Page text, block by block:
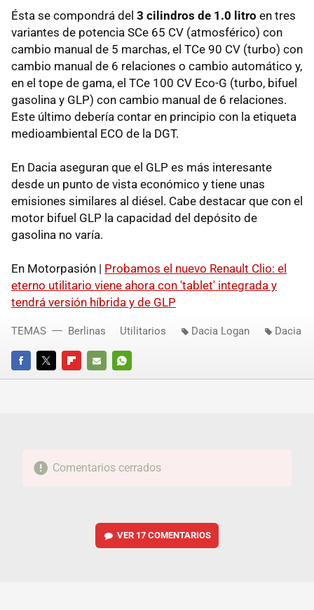
Ésta se compondrá del 3 cilindros de 1.0 litro en tres
variantes de potencia SCe 65 CV (atmosférico) con
cambio manual de 5 marchas, el TCe 90 CV (turbo) con
cambio manual de 6 relaciones o cambio automático y,
en el tope de gama, el TCe 100 CV Eco-G (turbo, bifuel
gasolina y GLP) con cambio manual de 6 relaciones.
Este último debería contar en principio con la etiqueta
medioambiental ECO de la DGT.
En Dacia aseguran que el GLP es más interesante
desde un punto de vista económico y tiene unas
emisiones similares al diésel. Cabe destacar que con el
motor bifuel GLP la capacidad del depósito de
gasolina no varía.
En Motorpasión | Probamos el nuevo Renault Clio: el
eterno utilitario viene ahora con 'tablet' integrada y
tendrá versión híbrida y de GLP
FACEBOOKTWITTERFLIPBOARD
E-
WHATSAPP
TEMAS Berlinas Utilitarios Dacia Logan Dacia
Comentarios cerrados
VER 17 COMENTARIOS